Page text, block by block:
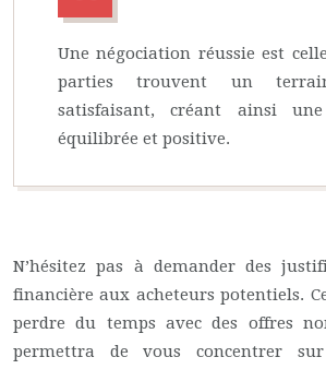
Une négociation réussie est
parties trouvent un
satisfaisant, créant ainsi
équilibrée et positive.
N’hésitez pas à demander des
financière aux acheteurs potentiels.
perdre du temps avec des offres
permettra de vous concentrer